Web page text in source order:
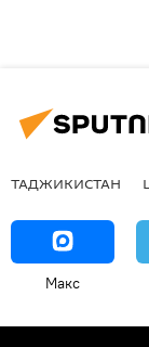
ТАДЖИКИСТАН
Макс